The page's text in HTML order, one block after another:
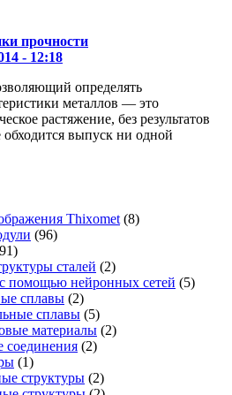
прочности
- 12:18
определять
металлов — это
растяжение, без результатов
обходится выпуск ни одной
Thixomet (8)
(96)
сталей (2)
помощью нейронных сетей (5)
сплавы (2)
сплавы (5)
материалы (2)
соединения (2)
(1)
структуры (2)